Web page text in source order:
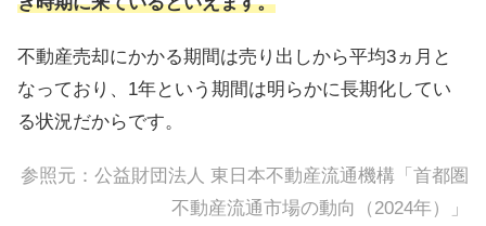
不動産売却にかかる期間は売り出しから平均3ヵ月と
なっており、1年という期間は明らかに長期化してい
る状況だからです。
参照元： 公益財団法人 東日本不動産流通機構「首都圏
不動産流通市場の動向（2024年）」